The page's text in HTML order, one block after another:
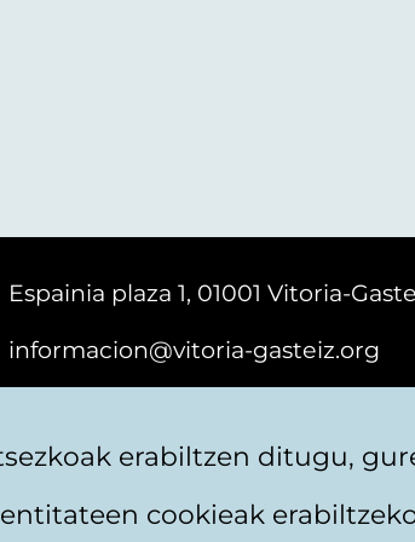
Espainia plaza 1, 01001 Vitoria-
informacion@vitoria-gasteiz.org
erabiltzen ditugu,
cookieak